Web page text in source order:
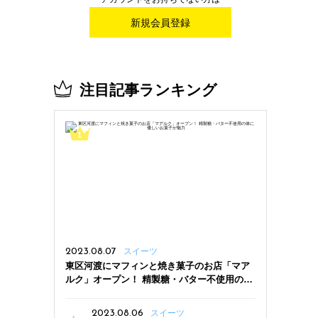
新規会員登録
注目記事ランキング
2023.08.07 スイーツ
東区河渡にマフィンと焼き菓子のお店「マア
ルク」オープン！ 精製糖・バター不使用の体
2023.08.06
スイーツ